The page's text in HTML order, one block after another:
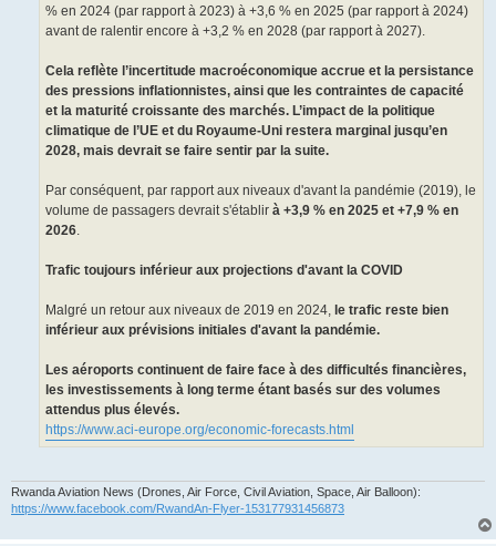
% en 2024 (par rapport à 2023) à +3,6 % en 2025 (par rapport à 2024)
avant de ralentir encore à +3,2 % en 2028 (par rapport à 2027).
Cela reflète l’incertitude macroéconomique accrue et la persistance
des pressions inflationnistes, ainsi que les contraintes de capacité
et la maturité croissante des marchés. L’impact de la politique
climatique de l’UE et du Royaume-Uni restera marginal jusqu’en
2028, mais devrait se faire sentir par la suite.
Par conséquent, par rapport aux niveaux d'avant la pandémie (2019), le
volume de passagers devrait s'établir à +3,9 % en 2025 et +7,9 % en
2026
Trafic toujours inférieur aux projections d'avant la COVID
Malgré un retour aux niveaux de 2019 en 2024, le trafic reste bien
inférieur aux prévisions initiales d'avant la pandémie.
Les aéroports continuent de faire face à des difficultés financières,
les investissements à long terme étant basés sur des volumes
attendus plus élevés.
https://www.aci-europe.org/economic-forecasts.html
Rwanda Aviation News (Drones, Air Force, Civil Aviation, Space, Air Balloon):
https://www.facebook.com/RwandAn-Flyer-153177931456873